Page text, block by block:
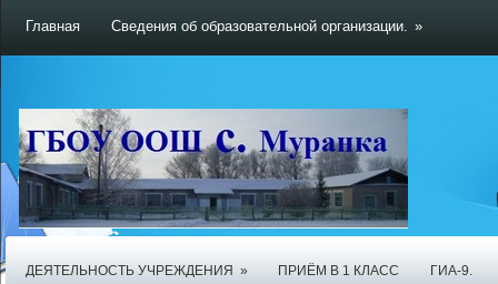
Главная Сведения об образовательной организации. »
ДЕЯТЕЛЬНОСТЬ УЧРЕЖДЕНИЯ » ПРИЁМ В 1 КЛАСС ГИА-9.